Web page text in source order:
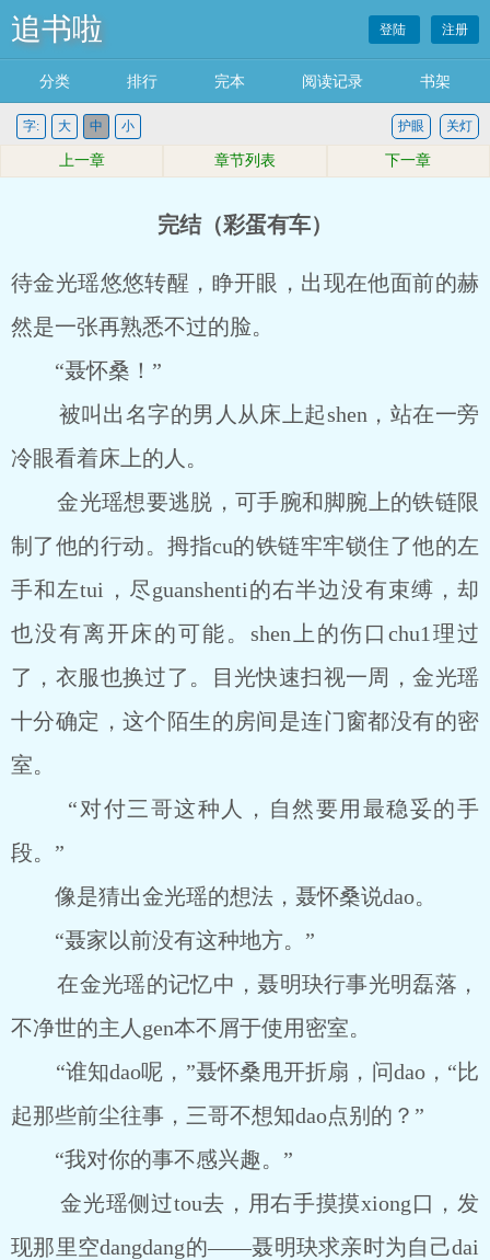
追书啦 登陆 注册
分类 排行 完本 阅读记录 书架
字: 大 中 小 关灯
护眼
上一章 章节列表 下一章
完结（彩蛋有车）
待金光瑶悠悠转醒，睁开眼，出现在他面前的赫
然是一张再熟悉不过的脸。
“聂怀桑！”
被叫出名字的男人从床上起shen，站在一旁
冷眼看着床上的人。
金光瑶想要逃脱，可手腕和脚腕上的铁链限
制了他的行动。拇指cu的铁链牢牢锁住了他的左
手和左tui，尽guanshenti的右半边没有束缚，却
也没有离开床的可能。shen上的伤口chu1理过
了，衣服也换过了。目光快速扫视一周，金光瑶
十分确定，这个陌生的房间是连门窗都没有的密
室。
“对付三哥这种人，自然要用最稳妥的手
段。”
像是猜出金光瑶的想法，聂怀桑说dao。
“聂家以前没有这种地方。”
在金光瑶的记忆中，聂明玦行事光明磊落，
不净世的主人gen本不屑于使用密室。
“谁知dao呢，”聂怀桑甩开折扇，问dao，“比
起那些前尘往事，三哥不想知dao点别的？”
“我对你的事不感兴趣。”
金光瑶侧过tou去，用右手摸摸xiong口，发
现那里空dangdang的——聂明玦求亲时为自己dai